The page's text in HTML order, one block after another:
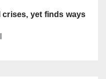
yet finds ways